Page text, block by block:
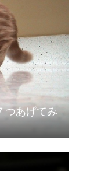
つあげてみ